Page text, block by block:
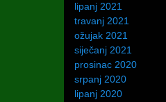
lipanj 2021
travanj 2021
ožujak 2021
siječanj 2021
prosinac 2020
srpanj 2020
lipanj 2020